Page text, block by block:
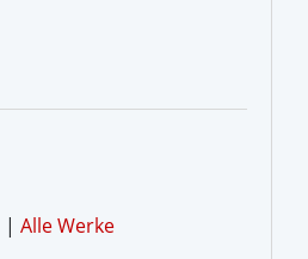
| Alle Werke